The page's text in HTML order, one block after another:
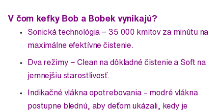
V čom kefky Bob a Bobek vynikajú?
Sonická technológia − 35 000 kmitov za minútu na
maximálne efektívne čistenie.
Dva režimy − Clean na dôkladné čistenie a Soft na
jemnejšiu starostlivosť.
Indikačné vlákna opotrebovania – modré vlákna
postupne blednú, aby deťom ukázali, kedy je